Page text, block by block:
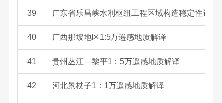
39 广东省乐昌峡水利枢纽工程区域构造稳定性评价
40 广西那坡地区1:5万遥感地质解译
41 贵州丛江—黎平1：5万遥感地质解译
42 河北景杖子1：1万遥感地质解译